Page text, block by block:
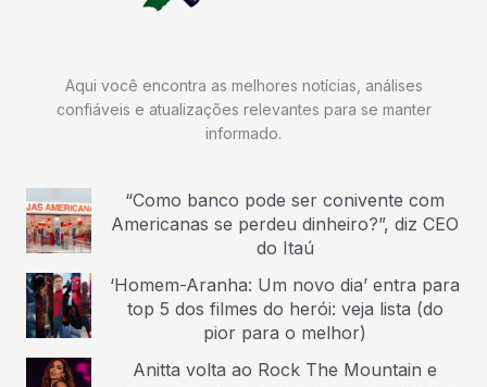
Aqui você encontra as melhores notícias, análises
confiáveis e atualizações relevantes para se manter
informado.
“Como banco pode ser conivente com
Americanas se perdeu dinheiro?”, diz CEO
do Itaú
‘Homem-Aranha: Um novo dia’ entra para
top 5 dos filmes do herói: veja lista (do
pior para o melhor)
Anitta volta ao Rock The Mountain e